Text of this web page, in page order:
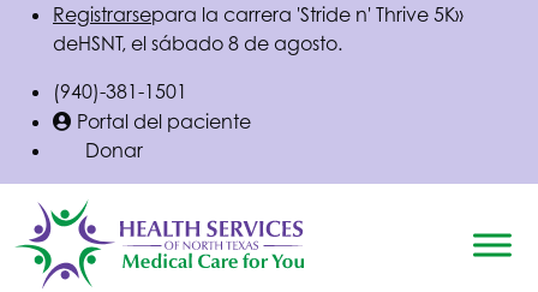
Registrarsepara la carrera 'Stride n' Thrive 5K»
deHSNT, el sábado 8 de agosto.
(940)-381-1501
Portal del paciente
Donar